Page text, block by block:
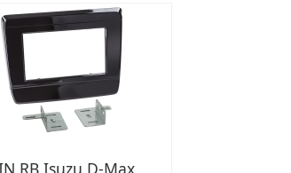
RB Isuzu D-Max